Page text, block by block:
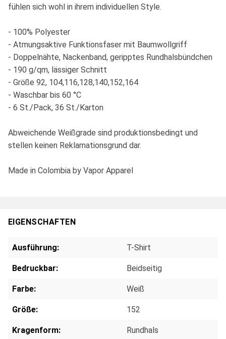
fühlen sich wohl in ihrem individuellen Style.
- 100% Polyester
- Atmungsaktive Funktionsfaser mit Baumwollgriff
- Doppelnähte, Nackenband, geripptes Rundhalsbündchen
- 190 g/qm, lässiger Schnitt
- Größe 92, 104,116,128,140,152,164
- Waschbar bis 60 °C
- 6 St./Pack, 36 St./Karton
Abweichende Weißgrade sind produktionsbedingt und
stellen keinen Reklamationsgrund dar.
Made in Colombia by Vapor Apparel
EIGENSCHAFTEN
Ausführung: T-Shirt
Bedruckbar: Beidseitig
Farbe: Weiß
Größe: 152
Kragenform: Rundhals